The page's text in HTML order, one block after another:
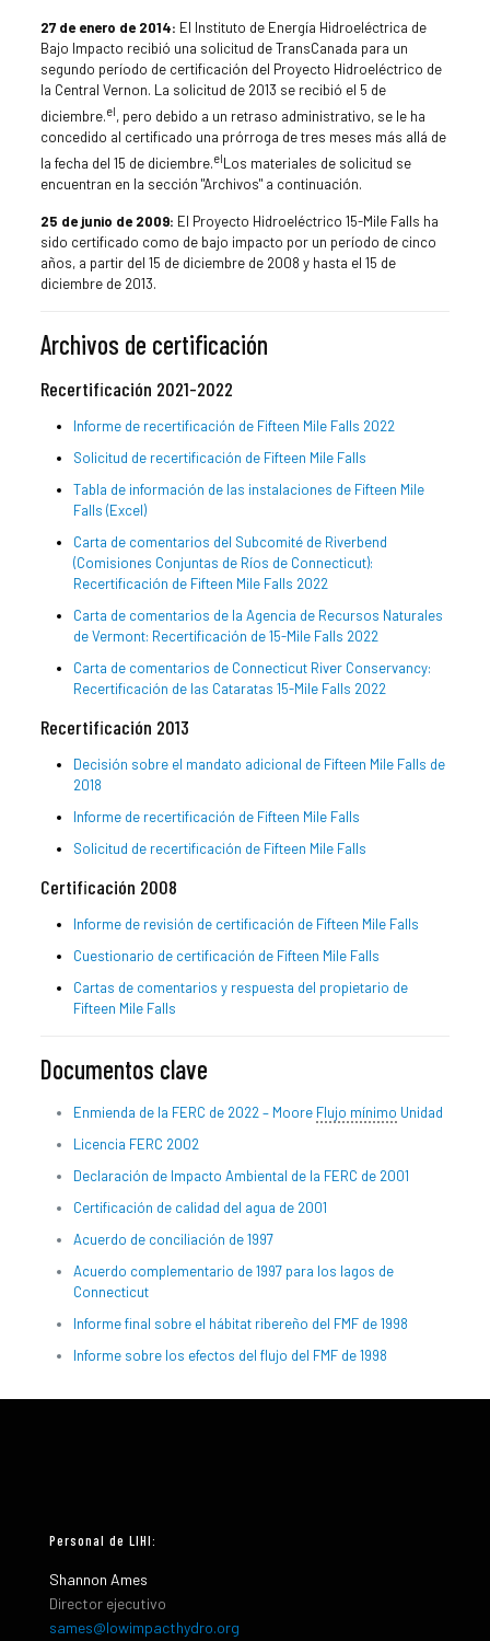
27 de enero de 2014: El Instituto de Energía Hidroeléctrica de
Bajo Impacto recibió una solicitud de TransCanada para un
segundo período de certificación del Proyecto Hidroeléctrico de
la Central Vernon. La solicitud de 2013 se recibió el 5 de
diciembre.el, pero debido a un retraso administrativo, se le ha
concedido al certificado una prórroga de tres meses más allá de
la fecha del 15 de diciembre.elLos materiales de solicitud se
encuentran en la sección "Archivos" a continuación.
25 de junio de 2009: El Proyecto Hidroeléctrico 15-Mile Falls ha
sido certificado como de bajo impacto por un período de cinco
años, a partir del 15 de diciembre de 2008 y hasta el 15 de
diciembre de 2013.
Archivos de certificación
Recertificación 2021-2022
Informe de recertificación de Fifteen Mile Falls 2022
Solicitud de recertificación de Fifteen Mile Falls
Tabla de información de las instalaciones de Fifteen Mile
Falls (Excel)
Carta de comentarios del Subcomité de Riverbend
(Comisiones Conjuntas de Ríos de Connecticut):
Recertificación de Fifteen Mile Falls 2022
Carta de comentarios de la Agencia de Recursos Naturales
de Vermont: Recertificación de 15-Mile Falls 2022
Carta de comentarios de Connecticut River Conservancy:
Recertificación de las Cataratas 15-Mile Falls 2022
Recertificación 2013
Decisión sobre el mandato adicional de Fifteen Mile Falls de
2018
Informe de recertificación de Fifteen Mile Falls
Solicitud de recertificación de Fifteen Mile Falls
Certificación 2008
Informe de revisión de certificación de Fifteen Mile Falls
Cuestionario de certificación de Fifteen Mile Falls
Cartas de comentarios y respuesta del propietario de
Fifteen Mile Falls
Documentos clave
Enmienda de la FERC de 2022 – Moore Flujo mínimo Unidad
Licencia FERC 2002
Declaración de Impacto Ambiental de la FERC de 2001
Certificación de calidad del agua de 2001
Acuerdo de conciliación de 1997
Acuerdo complementario de 1997 para los lagos de
Connecticut
Informe final sobre el hábitat ribereño del FMF de 1998
Informe sobre los efectos del flujo del FMF de 1998
Personal de LIHI:
Shannon Ames
Director ejecutivo
sames@lowimpacthydro.org